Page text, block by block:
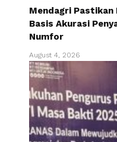
Mendagri Pastikan
Basis Akurasi
Numfor
August 4, 2026